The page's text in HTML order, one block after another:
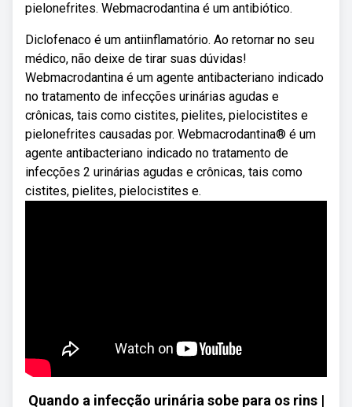
pielonefrites. Webmacrodantina é um antibiótico.
Diclofenaco é um antiinflamatório. Ao retornar no seu
médico, não deixe de tirar suas dúvidas!
Webmacrodantina é um agente antibacteriano indicado
no tratamento de infecções urinárias agudas e
crônicas, tais como cistites, pielites, pielocistites e
pielonefrites causadas por. Webmacrodantina® é um
agente antibacteriano indicado no tratamento de
infecções 2 urinárias agudas e crônicas, tais como
cistites, pielites, pielocistites e.
Quando a infecção urinária sobe para os rins |